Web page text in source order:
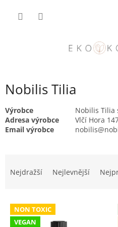
Nobilis Tilia
Výrobce
Nobilis Tilia
Adresa výrobce
Vlčí Hora
Email výrobce
n
Nejdražší Nejlevnější
V NON TOXIC
VEGAN